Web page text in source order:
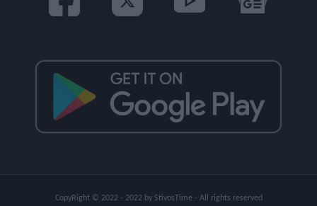
CopyRight © 2022 - 2022 by StivosTime - All rights reserved